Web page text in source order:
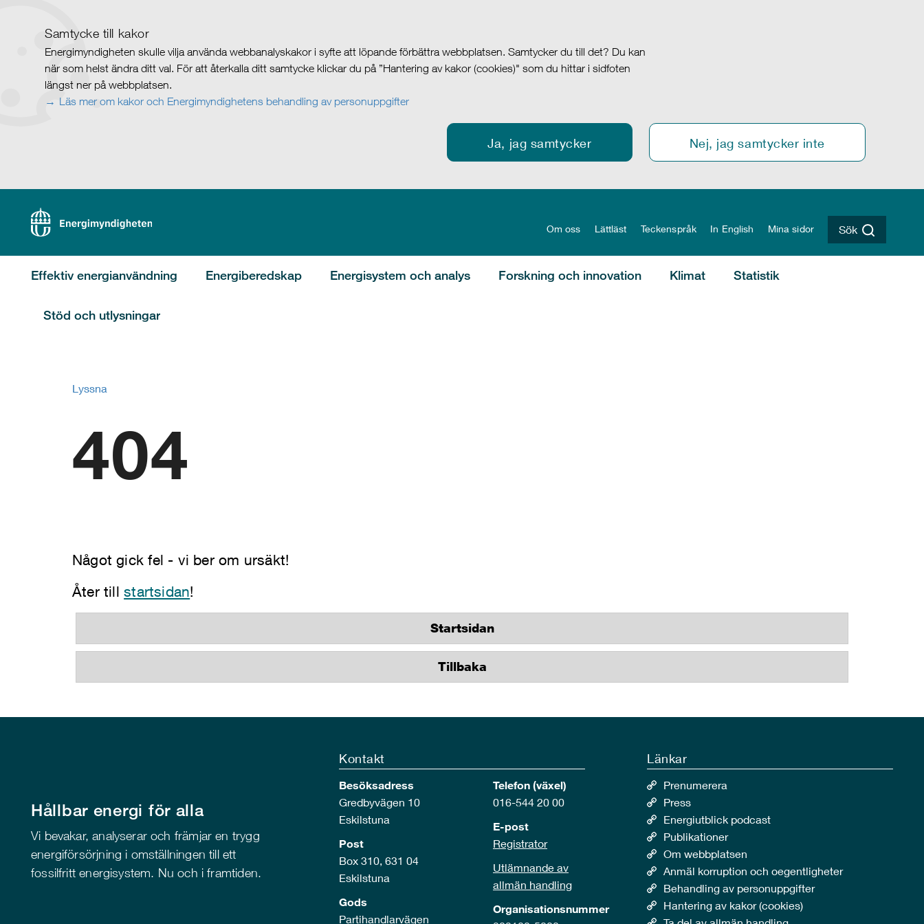
Samtycke till kakor
Energimyndigheten skulle vilja använda webbanalyskakor i syfte att löpande förbättra webbplatsen. Samtycker du till det? Du kan
när som helst ändra ditt val. För att återkalla ditt samtycke klickar du på ”Hantering av kakor (cookies)" som du hittar i sidfoten
längst ner på webbplatsen.
Läs mer om kakor och Energimyndighetens behandling av personuppgifter
Ja, jag samtycker Nej, jag samtycker inte
Om oss Lättläst Teckenspråk In English Mina sidor Sök
Effektiv energianvändning Energiberedskap Energisystem och analys Forskning och innovation Klimat Statistik
Stöd och utlysningar
Lyssna
404
Något gick fel - vi ber om ursäkt!
Åter tillstartsidan!
Startsidan
Tillbaka
Hållbar energi för alla
Vi bevakar, analyserar och främjar en trygg
energiförsörjning i omställningen till ett
fossilfritt energisystem. Nu och i framtiden.
Kontakt
Besöksadress
Gredbyvägen 10
Eskilstuna
Post
Box 310, 631 04
Eskilstuna
Gods
Partihandlarvägen
Telefon (växel)
016-544 20 00
E-post
Registrator
Utlämnande av
allmän handling
Organisationsnummer
Länkar
Prenumerera
Press
Energiutblick podcast
Publikationer
Om webbplatsen
Anmäl korruption och oegentligheter
Behandling av personuppgifter
Hantering av kakor (cookies)